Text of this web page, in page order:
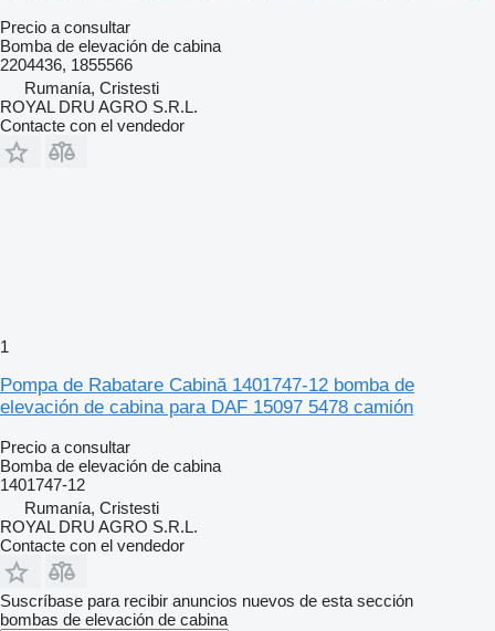
Precio a consultar
Bomba de elevación de cabina
2204436, 1855566
Rumanía, Cristesti
ROYAL DRU AGRO S.R.L.
Contacte con el vendedor
1
Pompa de Rabatare Cabină 1401747-12 bomba de
elevación de cabina para DAF 15097 5478 camión
Precio a consultar
Bomba de elevación de cabina
1401747-12
Rumanía, Cristesti
ROYAL DRU AGRO S.R.L.
Contacte con el vendedor
Suscríbase para recibir anuncios nuevos de esta sección
bombas de elevación de cabina